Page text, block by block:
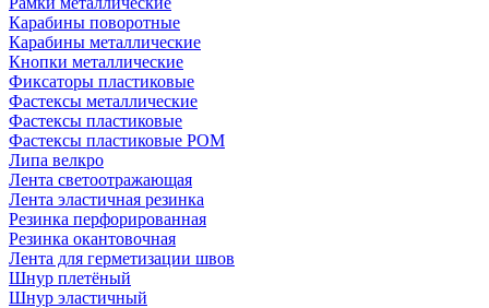
Карабины поворотные
Карабины металлические
Кнопки металлические
Фиксаторы пластиковые
Фастексы металлические
Фастексы пластиковые
Фастексы пластиковые POM
Липа велкро
Лента светоотражающая
Лента эластичная резинка
Резинка перфорированная
Резинка окантовочная
Лента для герметизации швов
Шнур плетёный
Шнур эластичный